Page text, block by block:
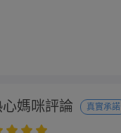
媽咪評論 真實承諾